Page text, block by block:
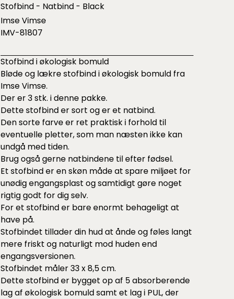
Stofbind - Natbind - Black
Imse Vimse
IMV-81807
Stofbind i økologisk bomuld
Bløde og lækre stofbind i økologisk bomuld fra
Imse Vimse.
Der er 3 stk. i denne pakke.
Dette stofbind er sort og er et natbind.
Den sorte farve er ret praktisk i forhold til
eventuelle pletter, som man næsten ikke kan
undgå med tiden.
Brug også gerne natbindene til efter fødsel.
Et stofbind er en skøn måde at spare miljøet for
unødig engangsplast og samtidigt gøre noget
rigtig godt for dig selv.
For et stofbind er bare enormt behageligt at
have på.
Stofbindet tillader din hud at ånde og føles langt
mere friskt og naturligt mod huden end
engangsversionen.
Stofbindet måler 33 x 8,5 cm.
Dette stofbind er bygget op af 5 absorberende
lag af økologisk bomuld samt et lag i PUL, der